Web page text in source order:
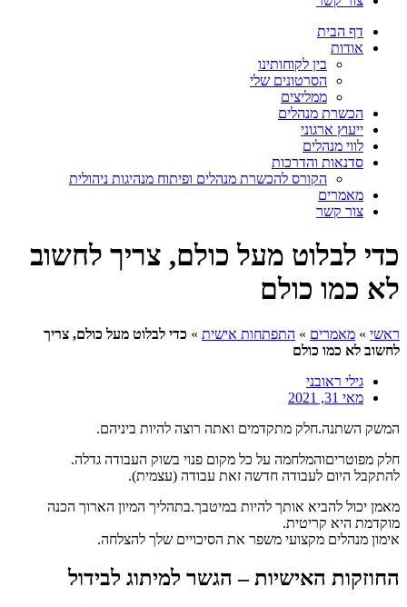
דף הבית
אודות
בין לקוחותינו
הסרטונים שלי
ממליצים
הכשרת מנהלים
ייעוץ ארגוני
לווי מנהלים
סדנאות והדרכות
הקורס להכשרת מנהלים ופיתוח מנהיגות ניהולית
מאמרים
צור קשר
לבלוט מעל כולם, צריך לחשוב
כמו כולם
»מאמרים»התפתחות אישית»כדי לבלוט מעל כולם, צריך
לא כמו כולם
גילי ראובני
מאי 31, 2021
השתנה.חלק מתקדמים ואתה רוצה להיות ביניהם.
מפוטריםוהמלחמה על כל מקום פנוי בשוק העבודה גדלה.
היום לעבודה חדשה זאת עבודה (עצמית).
יכול להביא אותך להיות במיטבך.בתהליך המיון הארוך הכנה
היא קריטית.
מנהלים מקצועי משפר את הסיכויים שלך להצלחה.
האישיות – הגשר למיתוג לבידול